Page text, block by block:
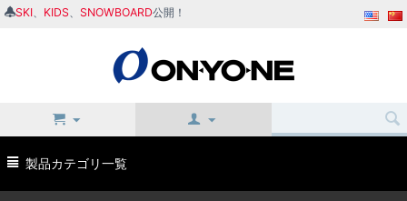
SKI KIDS SNOWBOARD公開！
製品カテゴリ一覧